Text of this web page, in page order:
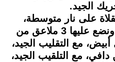
الجيد.
على نار متوسطة،
نضع 3 ملاعق من الزبدة، ونضع عليها 3 ملاعق من
مع التقليب الجيد،
لبن دافي، مع التلقيب الجيد،